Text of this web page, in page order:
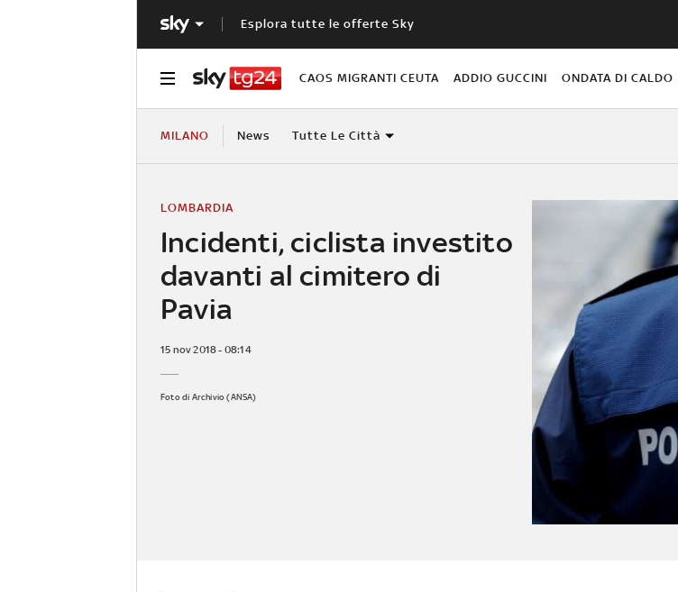
Esplora tutte le offerte Sky
CAOS MIGRANTI CEUTA ADDIO GUCCINI ONDATA DI CALDO
MILANO News Tutte Le Città
Incidenti, ciclista investito
davanti al cimitero di
Pavia
LOMBARDIA
15 nov 2018 - 08:14
Foto di Archivio (ANSA)